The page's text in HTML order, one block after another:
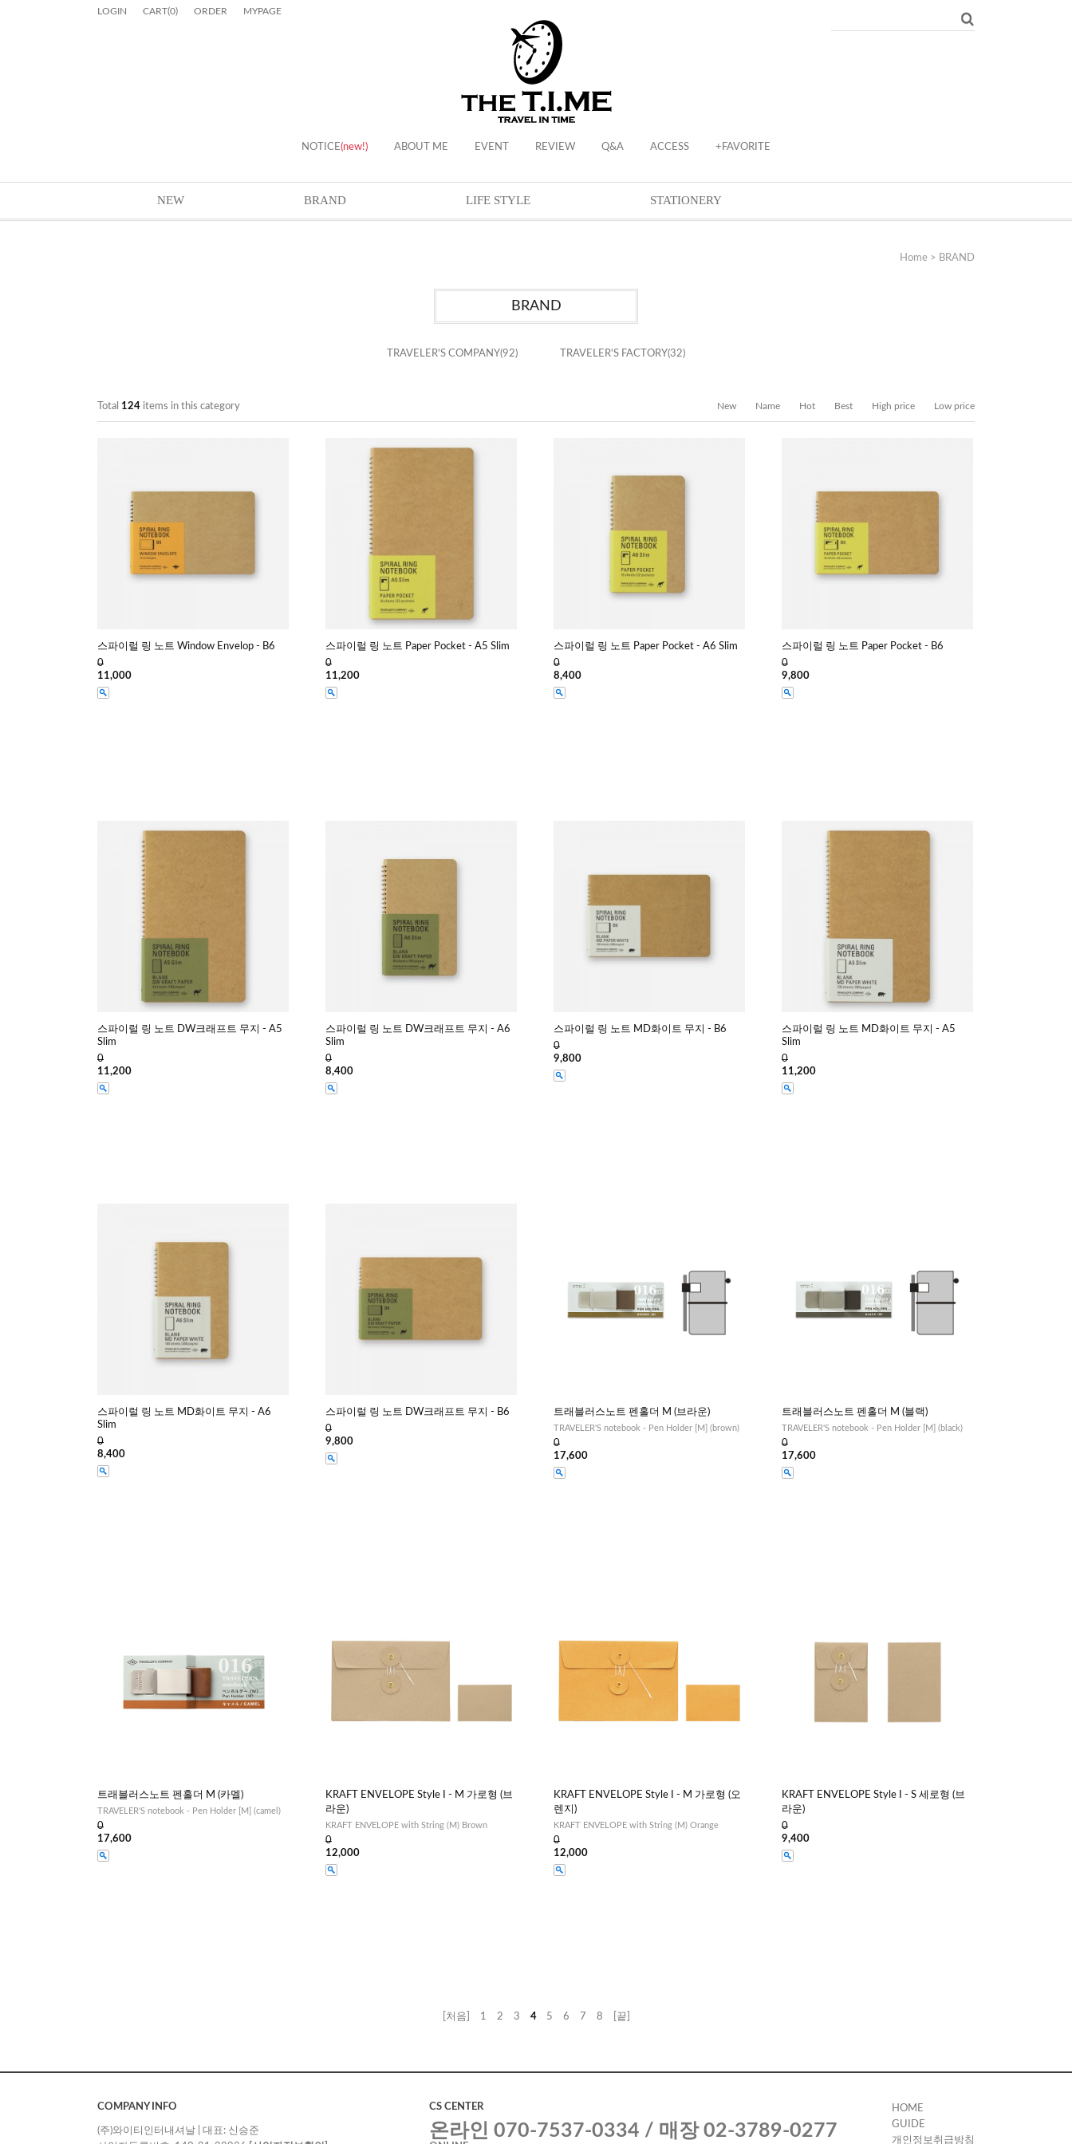
LOGIN CART(0) ORDER MYPAGE
NOTICE(new!) ABOUT ME EVENT REVIEW Q&A ACCESS +FAVORITE
NEW BRAND LIFE STYLE STATIONERY
Home > BRAND
BRAND
TRAVELER'S COMPANY(92) TRAVELER'S FACTORY(32)
Total 124 items in this category New Name Hot Best High price Low price
스파이럴 링 노트 Window Envelop - B6
0
11,000
스파이럴 링 노트 Paper Pocket - A5 Slim
0
11,200
스파이럴 링 노트 Paper Pocket - A6 Slim
0
8,400
스파이럴 링 노트 Paper Pocket - B6
0
9,800
스파이럴 링 노트 DW크래프트 무지 - A5
Slim
0
11,200
스파이럴 링 노트 DW크래프트 무지 - A6
Slim
0
8,400
스파이럴 링 노트 MD화이트 무지 - B6
0
9,800
스파이럴 링 노트 MD화이트 무지 - A5
Slim
0
11,200
스파이럴 링 노트 MD화이트 무지 - A6
Slim
0
8,400
스파이럴 링 노트 DW크래프트 무지 - B6
0
9,800
트래블러스노트 펜홀더 M (브라운)
TRAVELER'S notebook - Pen Holder [M] (brown)
0
17,600
트래블러스노트 펜홀더 M (블랙)
TRAVELER'S notebook - Pen Holder [M] (black)
0
17,600
트래블러스노트 펜홀더 M (카멜)
TRAVELER'S notebook - Pen Holder [M] (camel)
0
17,600
KRAFT ENVELOPE Style I - M 가로형 (브
라운)
KRAFT ENVELOPE with String (M) Brown
0
12,000
KRAFT ENVELOPE Style I - M 가로형 (오
렌지)
KRAFT ENVELOPE with String (M) Orange
0
12,000
KRAFT ENVELOPE Style I - S 세로형 (브
라운)
0
9,400
[처음] 1 2 3 4 5 6 7 8 [끝]
COMPANY INFO
(주)와이티인터내셔날 | 대표: 신승준
CS CENTER
온라인 070-7537-0334 / 매장 02-3789-0277
HOME
GUIDE
개인정보취급방침